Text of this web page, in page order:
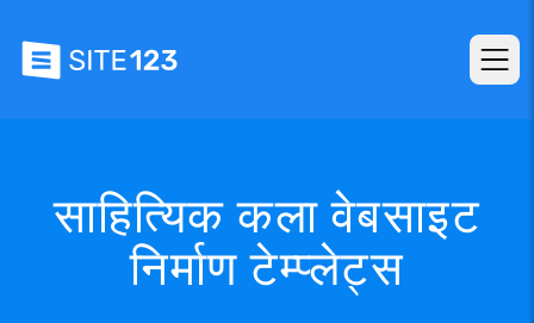
साहित्यिक कला वेबसाइट
निर्माण टेम्प्लेट्स